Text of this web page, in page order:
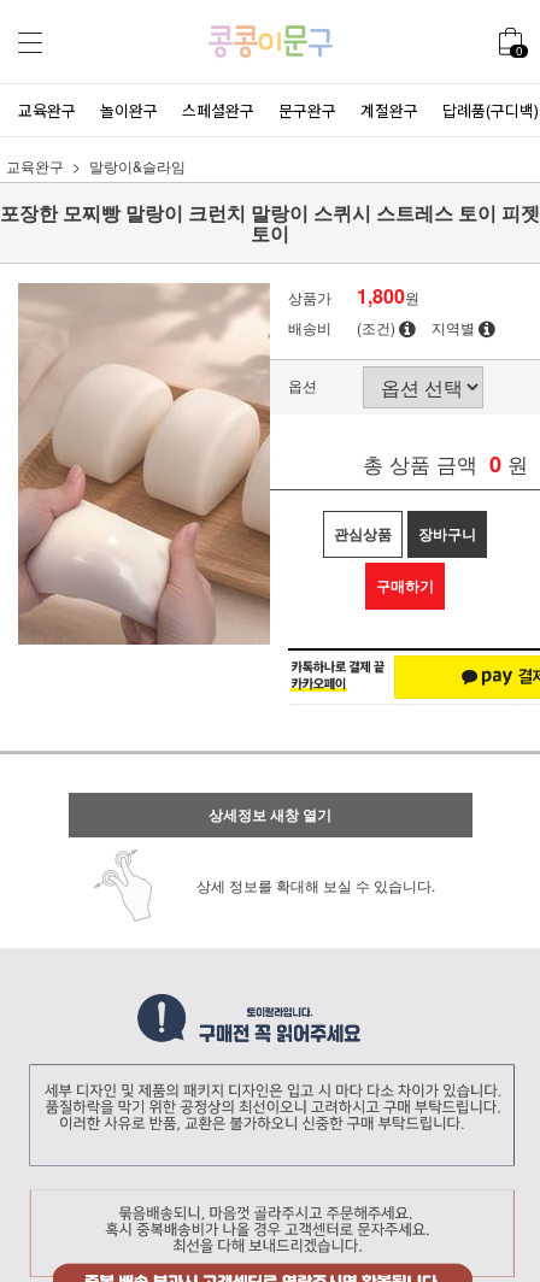
0
교육완구 놀이완구 스페셜완구 문구완구 계절완구 답례품(구디백)
교육완구 말랑이&슬라임
포장한 모찌빵 말랑이 크런치 말랑이 스퀴시 스트레스 토이 피젯
토이
상품가 1,800원
배송비
(조건) 지역별
옵션
총 상품 금액 0 원
관심상품 장바구니
구매하기
상세정보 새창 열기
상세 정보를 확대해 보실 수 있습니다.